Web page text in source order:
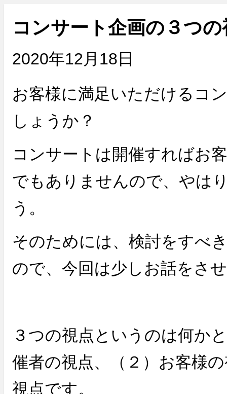
コンサート企画の３つ
2020年12月18日
お客様に満足いただけるコ
しょうか？
コンサートは開催すればお
でもありませんので、やは
う。
そのためには、検討をすべ
ので、今回は少しお話をさ
３つの視点というのは何か
催者の視点、（２）お客様
視点です。